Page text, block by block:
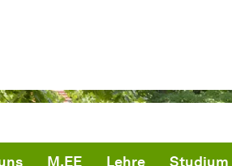
M.EE Lehre Studium